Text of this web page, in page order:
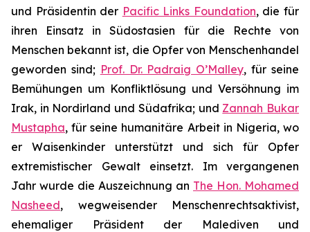
und Präsidentin der Pacific Links Foundation, die für
ihren Einsatz in Südostasien für die Rechte von
Menschen bekannt ist, die Opfer von Menschenhandel
geworden sind; Prof. Dr. Padraig O’Malley, für seine
Bemühungen um Konfliktlösung und Versöhnung im
Irak, in Nordirland und Südafrika; und Zannah Bukar
Mustapha, für seine humanitäre Arbeit in Nigeria, wo
er Waisenkinder unterstützt und sich für Opfer
extremistischer Gewalt einsetzt. Im vergangenen
Jahr wurde die Auszeichnung an The Hon. Mohamed
Nasheed, wegweisender Menschenrechtsaktivist,
ehemaliger Präsident der Malediven und